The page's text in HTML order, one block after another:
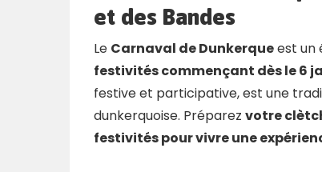
et des Bandes
Le Carnaval de Dunkerqueest un
festivités commençant dès le 6
festive et participative, est une
dunkerquoise. Préparez votre
festivités pour vivre une